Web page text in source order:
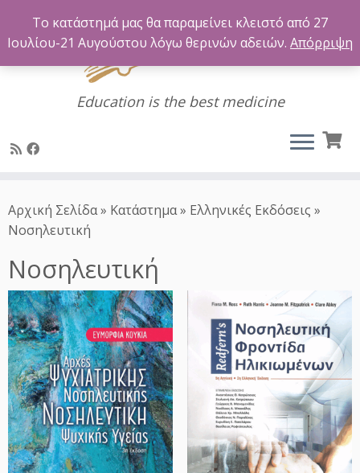
στο
περιεχόμενο
Education is the best medicine
Αρχική Σελίδα» Κατάστημα» Ελληνικές Εκδόσεις »
Νοσηλευτική
Νοσηλευτική
Το κατάστημά μας θα παραμείνει κλειστό από 27
Ιουλίου-21 Αυγούστου λόγω θερινών αδειών. Απόρριψη